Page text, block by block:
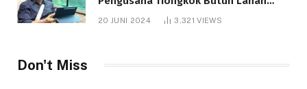
1.000 Hektare
20 JUNI 2024 3,321VIEWS
Don't Miss